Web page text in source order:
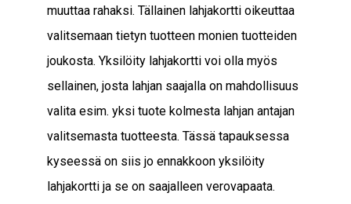
muuttaa rahaksi. Tällainen lahjakortti oikeuttaa
valitsemaan tietyn tuotteen monien tuotteiden
joukosta. Yksilöity lahjakortti voi olla myös
sellainen, josta lahjan saajalla on mahdollisuus
valita esim. yksi tuote kolmesta lahjan antajan
valitsemasta tuotteesta. Tässä tapauksessa
kyseessä on siis jo ennakkoon yksilöity
lahjakortti ja se on saajalleen verovapaata.